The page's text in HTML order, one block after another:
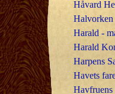
Håvard
Halvorken
Harald -
Harald
Harpens
Havets
Havfruens